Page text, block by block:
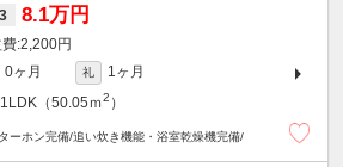
8.1万円
2,200円
0ヶ月 礼
1ヶ月
1LDK（50.05ｍ2 ）
ーホン完備/追い炊き機能・浴室乾燥機完備/